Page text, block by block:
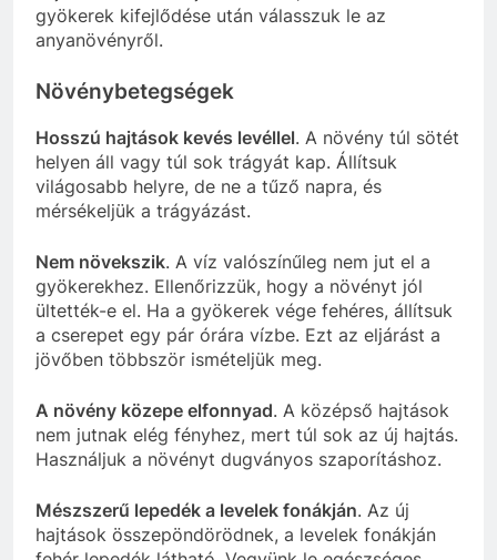
gyökerek kifejlődése után válasszuk le az
anyanövényről.
Növénybetegségek
Hosszú hajtások kevés levéllel. A növény túl sötét
helyen áll vagy túl sok trágyát kap. Állítsuk
világosabb helyre, de ne a tűző napra, és
mérsékeljük a trágyázást.
Nem növekszik. A víz valószínűleg nem jut el a
gyökerekhez. Ellenőrizzük, hogy a növényt jól
ültették-e el. Ha a gyökerek vége fehéres, állítsuk
a cserepet egy pár órára vízbe. Ezt az eljárást a
jövőben többször ismételjük meg.
A növény közepe elfonnyad. A középső hajtások
nem jutnak elég fényhez, mert túl sok az új hajtás.
Használjuk a növényt dugványos szaporításhoz.
Mészszerű lepedék a levelek fonákján. Az új
hajtások összepöndörödnek, a levelek fonákján